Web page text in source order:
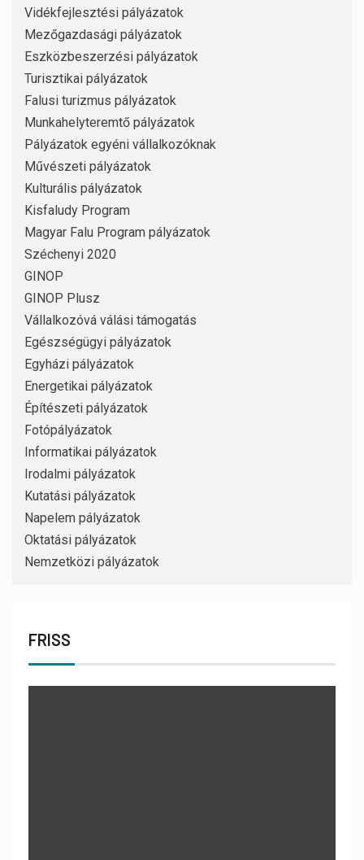
Vidékfejlesztési pályázatok
Mezőgazdasági pályázatok
Eszközbeszerzési pályázatok
Turisztikai pályázatok
Falusi turizmus pályázatok
Munkahelyteremtő pályázatok
Pályázatok egyéni vállalkozóknak
Művészeti pályázatok
Kulturális pályázatok
Kisfaludy Program
Magyar Falu Program pályázatok
Széchenyi 2020
GINOP
GINOP Plusz
Vállalkozóvá válási támogatás
Egészségügyi pályázatok
Egyházi pályázatok
Energetikai pályázatok
Építészeti pályázatok
Fotópályázatok
Informatikai pályázatok
Irodalmi pályázatok
Kutatási pályázatok
Napelem pályázatok
Oktatási pályázatok
Nemzetközi pályázatok
FRISS